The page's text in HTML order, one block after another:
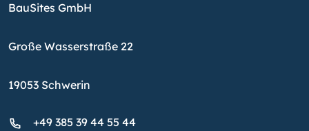
BauSites GmbH
Große Wasserstraße 22
19053 Schwerin
+49 385 39 44 55 44